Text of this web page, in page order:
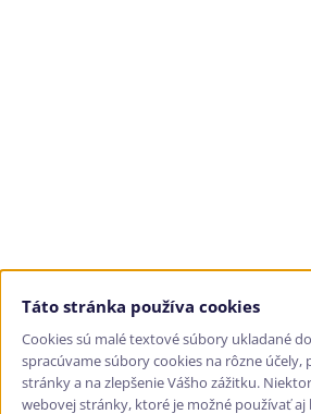
Táto stránka používa cookies
Cookies sú malé textové súbory ukladané
spracúvame súbory cookies na rôzne
stránky a na zlepšenie Vášho zážitku.
webovej stránky, ktoré je možné používať